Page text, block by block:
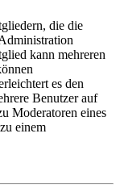
die die
kann mehreren
es den
Benutzer auf
Moderatoren eines
einem